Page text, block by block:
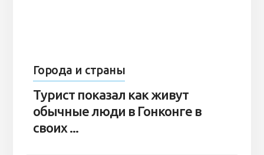
Города и страны
Турист показал как живут
обычные люди в Гонконге в
своих ...